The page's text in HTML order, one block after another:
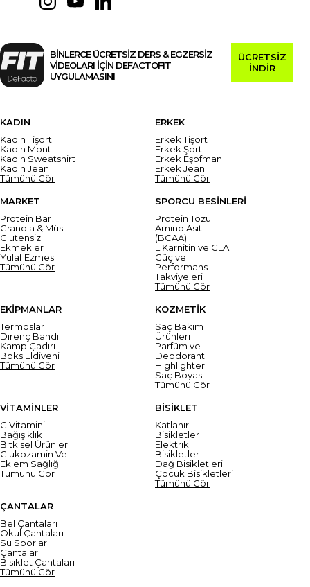
BİNLERCE ÜCRETSİZ DERS & EGZERSİZ
VİDEOLARI İÇİN DEFACTOFIT
UYGULAMASINI
ÜCRETSİZ
İNDİR
KADIN
Kadın Tişört
Kadın Mont
Kadın Sweatshirt
Kadın Jean
Tümünü Gör
ERKEK
Erkek Tişört
Erkek Şort
Erkek Eşofman
Erkek Jean
Tümünü Gör
MARKET
Protein Bar
Granola & Müsli
Glutensiz
Ekmekler
Yulaf Ezmesi
Tümünü Gör
SPORCU BESİNLERİ
Protein Tozu
Amino Asit
(BCAA)
L Karnitin ve CLA
Güç ve
Performans
Takviyeleri
Tümünü Gör
EKİPMANLAR
Termoslar
Direnç Bandı
Kamp Çadırı
Boks Eldiveni
Tümünü Gör
KOZMETİK
Saç Bakım
Ürünleri
Parfüm ve
Deodorant
Highlighter
Saç Boyası
Tümünü Gör
VİTAMİNLER
C Vitamini
Bağışıklık
Bitkisel Ürünler
Glukozamin Ve
Eklem Sağlığı
Tümünü Gör
BİSİKLET
Katlanır
Bisikletler
Elektrikli
Bisikletler
Dağ Bisikletleri
Çocuk Bisikletleri
Tümünü Gör
ÇANTALAR
Bel Çantaları
Okul Çantaları
Su Sporları
Çantaları
Bisiklet Çantaları
Tümünü Gör